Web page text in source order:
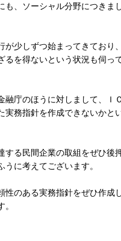
も、ソーシャル分野につきま
少しずつ始まってきており、
るを得ないという状況も伺っ
庁のほうに対しまして、ＩＣ
実務指針を作成できないかと
る民間企業の取組をぜひ後
に考えてございます。
のある実務指針をぜひ作成